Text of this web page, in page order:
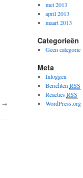
→
mei 2013
april 2013
maart 2013
Categorieën
Geen categorie
Meta
Inloggen
Berichten RSS
ReactiesRSS
WordPress.org